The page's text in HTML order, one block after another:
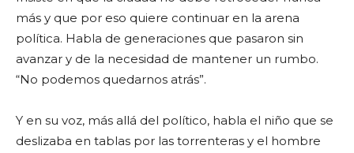
más y que por eso quiere continuar en la arena
política. Habla de generaciones que pasaron sin
avanzar y de la necesidad de mantener un rumbo.
“No podemos quedarnos atrás”.
Y en su voz, más allá del político, habla el niño que se
deslizaba en tablas por las torrenteras y el hombre